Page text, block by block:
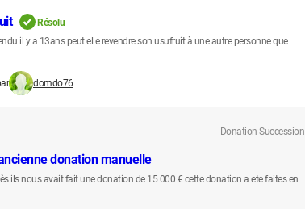
Résolu
il y a 13ans peut elle revendre son usufruit à une autre personne que
domdo76
Donation-Succession
donation manuelle
ils nous avait fait une donation de 15 000 € cette donation a ete faites en